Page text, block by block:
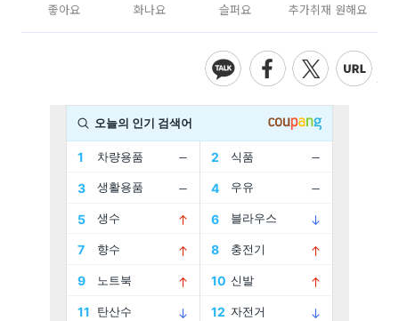
좋아요 화나요 슬퍼요 추가취재 원해요